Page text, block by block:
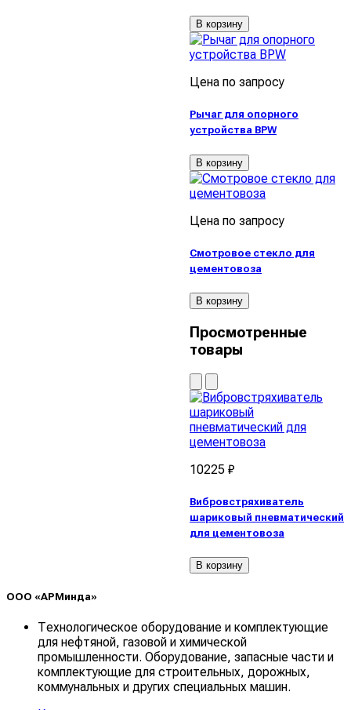
В корзину
Цена по запросу
Рычаг для опорного
устройства BPW
В корзину
Цена по запросу
Смотровое стекло для
цементовоза
В корзину
Просмотренные
товары
10225 ₽
Вибровстряхиватель
шариковый пневматический
для цементовоза
В корзину
ООО «АРМинда»
Технологическое оборудование и комплектующие
для нефтяной, газовой и химической
промышленности. Оборудование, запасные части и
комплектующие для строительных, дорожных,
коммунальных и других специальных машин.